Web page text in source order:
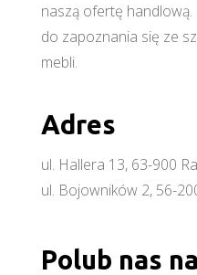
naszą ofertę
do zapoznania się ze
mebli.
Adres
ul. Hallera 13, 63-900
ul. Bojowników 2, 56-
Polub nas